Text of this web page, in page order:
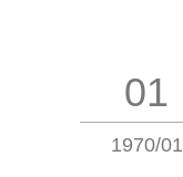
01
1970/01